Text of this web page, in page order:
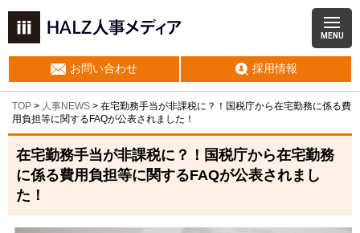
MENU
お問い合わせ 採用情報
TOP > 人事NEWS > 在宅勤務手当が非課税に？！国税庁から在宅勤務に係る費
用負担等に関するFAQが公表されました！
在宅勤務手当が非課税に？！国税庁から在宅勤務
に係る費用負担等に関するFAQが公表されまし
た！